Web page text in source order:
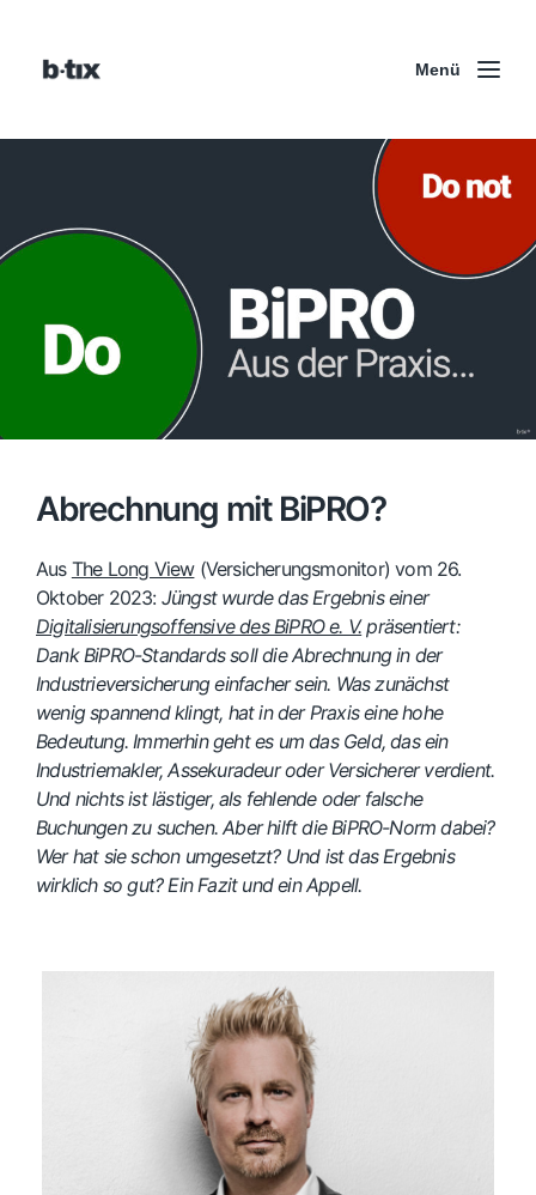
Menü
Abrechnung mit BiPRO?
Aus The Long View(Versicherungsmonitor) vom 26.
Oktober 2023: Jüngst wurde das Ergebnis einer
Digitalisierungsoffensive des BiPRO e. V.präsentiert:
Dank BiPRO-Standards soll die Abrechnung in der
Industrieversicherung einfacher sein. Was zunächst
wenig spannend klingt, hat in der Praxis eine hohe
Bedeutung. Immerhin geht es um das Geld, das ein
Industriemakler, Assekuradeur oder Versicherer verdient.
Und nichts ist lästiger, als fehlende oder falsche
Buchungen zu suchen. Aber hilft die BiPRO-Norm dabei?
Wer hat sie schon umgesetzt? Und ist das Ergebnis
wirklich so gut? Ein Fazit und ein Appell.